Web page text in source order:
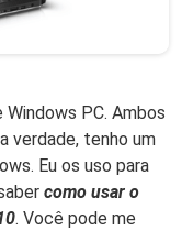
PC. Ambos
verdade, tenho um
Eu os uso para
como usar o
. Você pode me